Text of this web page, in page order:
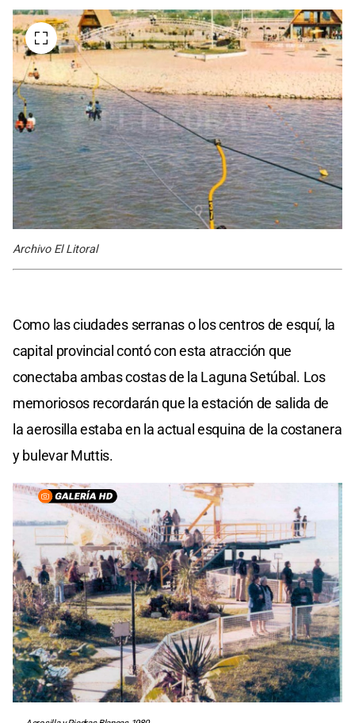
Archivo El Litoral
Como las ciudades serranas o los centros de esquí, la
capital provincial contó con esta atracción que
conectaba ambas costas de la Laguna Setúbal. Los
memoriosos recordarán que la estación de salida de
la aerosilla estaba en la actual esquina de la costanera
y bulevar Muttis.